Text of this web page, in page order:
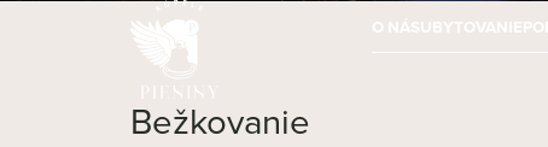
O NÁSUBYTOVANIE
Bežkovanie